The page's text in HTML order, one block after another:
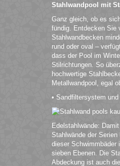
Stahlwandpool mit
Ganz gleich, ob es
fündig. Entdecken Sie
Stahlwandbecken
rund oder oval –
dass der Pool im
Stilrichtungen. So
hochwertige
Metallwandpool, egal
• Sandfiltersystem
Edelstahlwände:
Stahlwände der
dieser Schwimmbäder
sieben Ebenen. Die
Abdeckung ist auch